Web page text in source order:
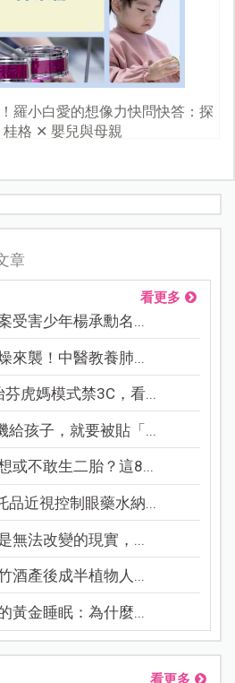
羅小白愛的想像力快問快答：探
桂格 ✕ 嬰兒與母親
章
看更多
受害少年楊承勳名...
來襲！中醫教養肺...
虎媽模式禁3C，看...
給孩子，就要被貼「...
或不敢生二胎？這8...
品近視控制眼藥水納...
無法改變的現實，...
酒產後成半植物人...
黃金睡眠：為什麼...
看更多